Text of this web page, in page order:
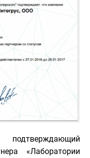
подтверждающий
«Лаборатории